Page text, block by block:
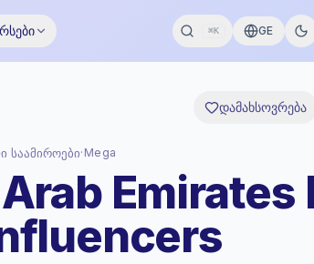
⌘K GE
დამახსოვრება
საამიროები· Mega
Emirates
ში ფასდება